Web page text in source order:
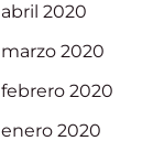
abril 2020
marzo 2020
febrero 2020
enero 2020